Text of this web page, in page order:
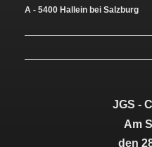
A - 5400 Hallein bei Salzburg
JGS -
Am
den